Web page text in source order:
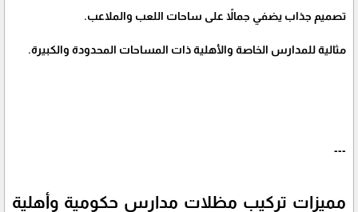
تصميم جذاب يضفي جمالاً على ساحات اللعب والملاعب.
مثالية للمدارس الخاصة والأهلية ذات المساحات المحدودة والكبيرة.
---
مميزات تركيب مظلات مدارس حكومية وأهلية